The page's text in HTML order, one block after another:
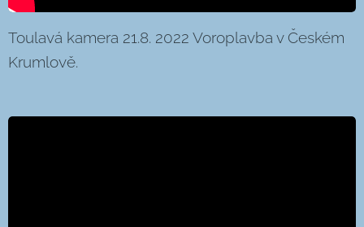
Toulavá kamera 21.8. 2022 Voroplavba v Českém
Krumlově.